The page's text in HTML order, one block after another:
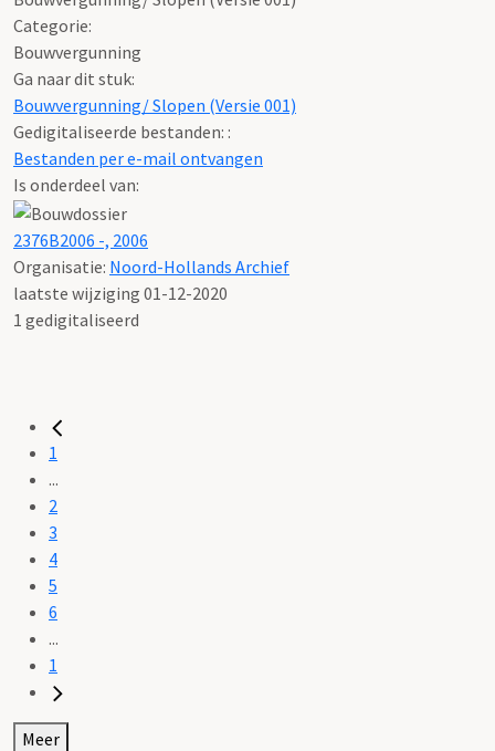
Categorie:
Bouwvergunning
Ga naar dit stuk:
Bouwvergunning/ Slopen (Versie 001)
Gedigitaliseerde bestanden: :
Bestanden per e-mail ontvangen
Is onderdeel van:
2376B2006 -, 2006
Organisatie: Noord-Hollands Archief
laatste wijziging 01-12-2020
1 gedigitaliseerd
1
...
2
3
4
5
6
...
1
Meer